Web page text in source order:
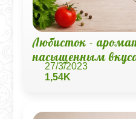
Любисток -
насыщенным
27/3/2023
1,54K